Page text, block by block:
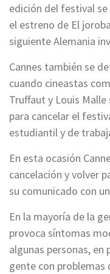
edición del festival
el estreno de El
siguiente Alemania
Cannes también se
cuando cineastas
Truffaut y Louis Malle
para cancelar el
estudiantil y de
En esta ocasión
cancelación y volver
su comunicado con
En la mayoría de la
provoca síntomas
algunas personas,
gente con problemas